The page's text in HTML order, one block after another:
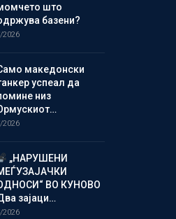
што
базени?
2026
македонски
успеал да
низ
2026
„НАРУШЕНИ
ВО КУНОВО
зајаци…
2026